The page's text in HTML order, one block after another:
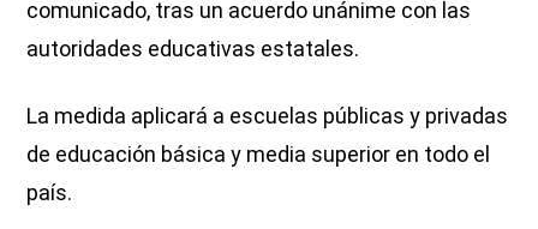
comunicado, tras un acuerdo unánime con las
autoridades educativas estatales.
La medida aplicará a escuelas públicas y privadas
de educación básica y media superior en todo el
país.